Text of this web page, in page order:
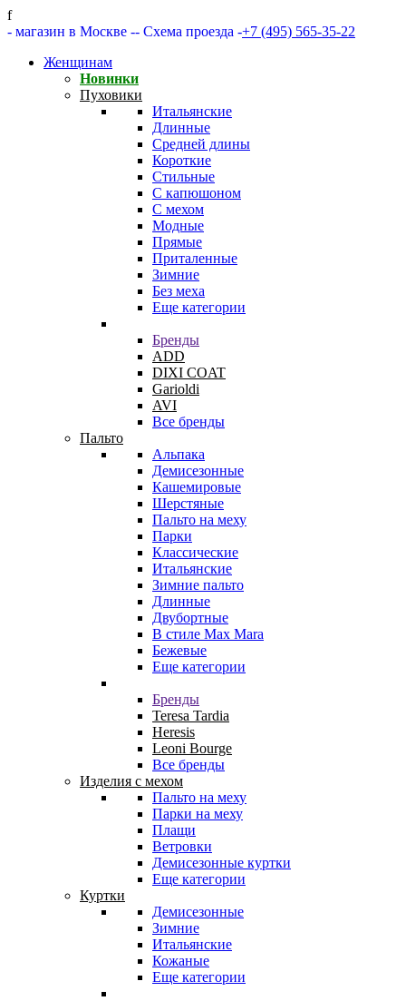
f
- магазин в Москве -- Схема проезда -+7 (495) 565-35-22
Женщинам
Новинки
Пуховики
Итальянские
Длинные
Средней длины
Короткие
Стильные
С капюшоном
С мехом
Модные
Прямые
Приталенные
Зимние
Без меха
Еще категории
Бренды
ADD
DIXI COAT
Garioldi
AVI
Все бренды
Пальто
Альпака
Демисезонные
Кашемировые
Шерстяные
Пальто на меху
Парки
Классические
Итальянские
Зимние пальто
Длинные
Двубортные
В стиле Max Mara
Бежевые
Еще категории
Бренды
Teresa Tardia
Heresis
Leoni Bourge
Все бренды
Изделия с мехом
Пальто на меху
Парки на меху
Плащи
Ветровки
Демисезонные куртки
Еще категории
Куртки
Демисезонные
Зимние
Итальянские
Кожаные
Еще категории